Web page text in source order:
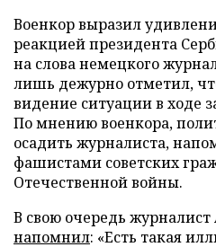
Военкор выразил
реакцией президента
на слова немецкого
лишь дежурно отметил,
видение ситуации в ходе
По мнению военкора,
осадить журналиста,
фашистами советских
Отечественной войны.
В свою очередь
напомнил: «Есть такая